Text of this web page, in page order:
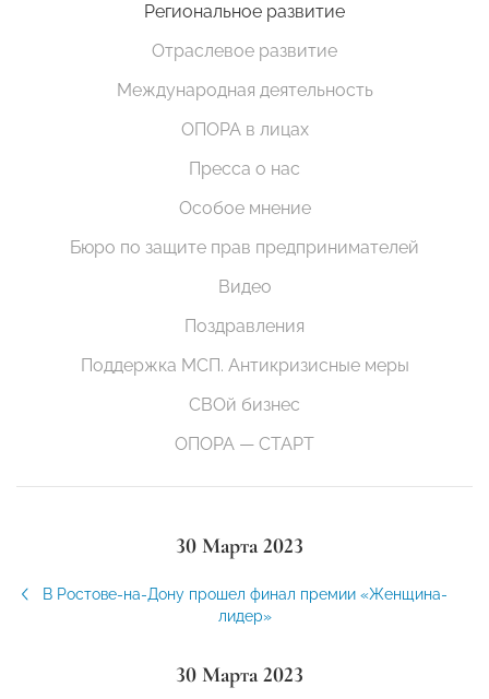
Региональное развитие
Отраслевое развитие
Международная деятельность
ОПОРА в лицах
Пресса о нас
Особое мнение
Бюро по защите прав предпринимателей
Видео
Поздравления
Поддержка МСП. Антикризисные меры
СВОй бизнес
ОПОРА — СТАРТ
30 Марта 2023
В Ростове-на-Дону прошел финал премии «Женщина-
лидер»
30 Марта 2023